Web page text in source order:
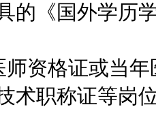
的《国外学历
格证或当年
术职称证等岗